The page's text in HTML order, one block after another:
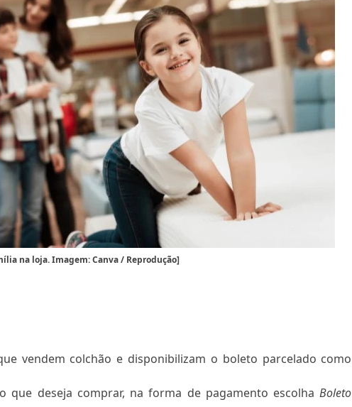
na loja. Imagem: Canva / Reprodução]
vendem colchão e disponibilizam o boleto parcelado como
que deseja comprar, na forma de pagamento escolhaBoleto